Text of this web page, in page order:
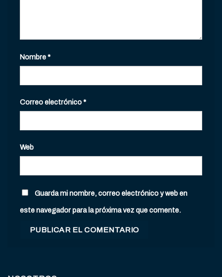
Nombre*
Correo electrónico*
Web
Guarda mi nombre, correo electrónico y web en
este navegador para la próxima vez que comente.